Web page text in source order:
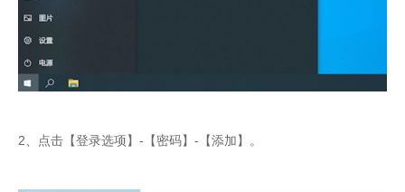
2、点击【登录选项】-【密码】-【添加】。